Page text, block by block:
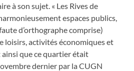
à son sujet. « Les Rives de
espaces publics,
d’orthographe comprise)
loisirs, activités économiques et
ainsi que ce quartier était
dernier par la CUGN